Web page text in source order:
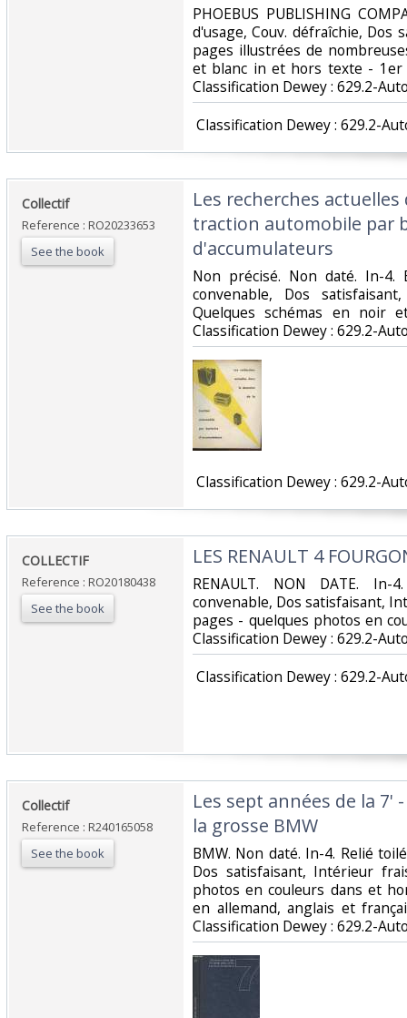
‎PHOEBUS PUBLISHING
d'usage, Couv. défraîchie,
pages illustrées de
et blanc in et hors texte - 1er
Classification Dewey : 629.2-
Classification Dewey : 629.2-
‎Collectif‎
Reference : RO20233653
See the book
‎Les recherches
traction automobile par
d'accumulateurs‎
‎Non précisé. Non daté. In-4.
convenable, Dos
Quelques schémas en noir
Classification Dewey : 629.2-
Classification Dewey : 629.2-
‎COLLECTIF‎
Reference : RO20180438
See the book
‎LES RENAULT 4
‎RENAULT. NON DATE.
convenable, Dos satisfaisant,
pages - quelques photos en
Classification Dewey : 629.2-
Classification Dewey : 629.2-
‎Collectif‎
Reference : R240165058
See the book
‎Les sept années de la 7'
la grosse BMW‎
‎BMW. Non daté. In-4. Relié
Dos satisfaisant, Intérieur
photos en couleurs dans et
en allemand, anglais et
Classification Dewey : 629.2-